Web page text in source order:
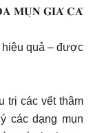
𝐌𝐔̣𝐍 𝐆𝐈𝐀́ 𝐂𝐀̉
hiệu quả – được
trị các vết thâm
các dạng mụn